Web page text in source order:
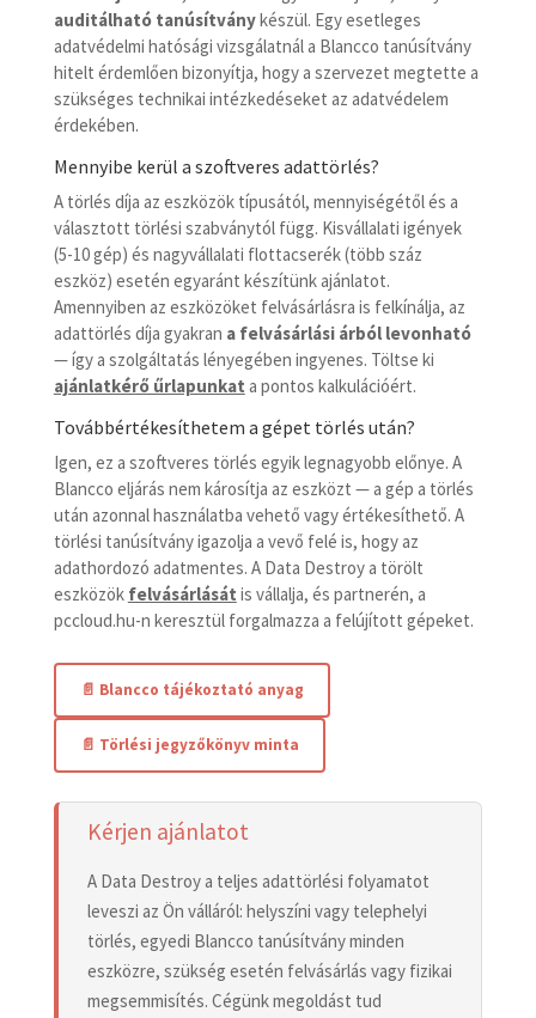
auditálható tanúsítványkészül. Egy esetleges
adatvédelmi hatósági vizsgálatnál a Blancco tanúsítvány
hitelt érdemlően bizonyítja, hogy a szervezet megtette a
szükséges technikai intézkedéseket az adatvédelem
érdekében.
Mennyibe kerül a szoftveres adattörlés?
A törlés díja az eszközök típusától, mennyiségétől és a
választott törlési szabványtól függ. Kisvállalati igények
(5-10 gép) és nagyvállalati flottacserék (több száz
eszköz) esetén egyaránt készítünk ajánlatot.
Amennyiben az eszközöket felvásárlásra is felkínálja, az
adattörlés díja gyakran a felvásárlási árból levonható
— így a szolgáltatás lényegében ingyenes. Töltse ki
ajánlatkérő űrlapunkat a pontos kalkulációért.
Továbbértékesíthetem a gépet törlés után?
Igen, ez a szoftveres törlés egyik legnagyobb előnye. A
Blancco eljárás nem károsítja az eszközt — a gép a törlés
után azonnal használatba vehető vagy értékesíthető. A
törlési tanúsítvány igazolja a vevő felé is, hogy az
adathordozó adatmentes. A Data Destroy a törölt
eszközök felvásárlását is vállalja, és partnerén, a
pccloud.hu-n keresztül forgalmazza a felújított gépeket.
📄 Blancco tájékoztató anyag
📄 Törlési jegyzőkönyv minta
Kérjen ajánlatot
A Data Destroy a teljes adattörlési folyamatot
leveszi az Ön válláról: helyszíni vagy telephelyi
törlés, egyedi Blancco tanúsítvány minden
eszközre, szükség esetén felvásárlás vagy fizikai
megsemmisítés. Cégünk megoldást tud